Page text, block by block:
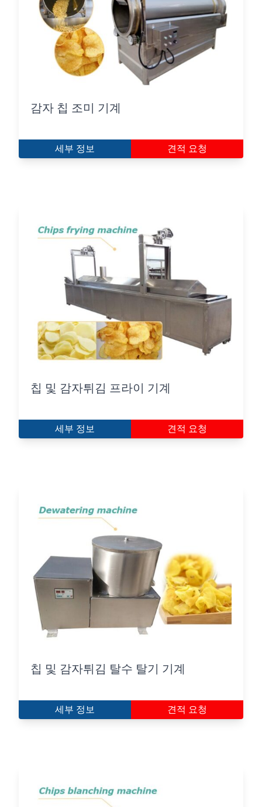
감자 칩 조미 기계
세부 정보 견적 요청
칩 및 감자튀김 프라이 기계
세부 정보 견적 요청
칩 및 감자튀김 탈수 탈기 기계
세부 정보 견적 요청